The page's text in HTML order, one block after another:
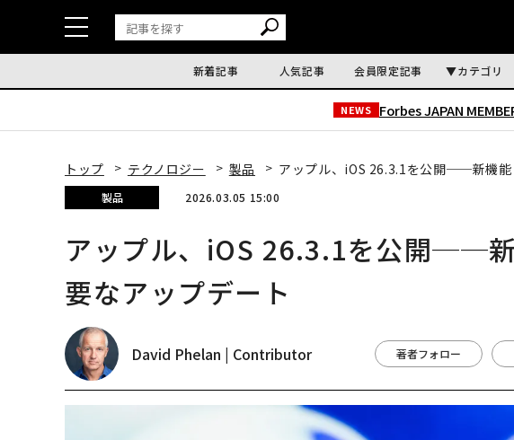
新着記事 人気記事 会員限定記事 カテゴリ
NEWS Forbes JAPAN
トップ テクノロジー 製品 アップル、iOS 26.3.1を公開──新機能
製品 2026.03.05 15:00
アップル、iOS 26.3.1を公開──
要なアップデート
David Phelan | Contributor 著者フォロー